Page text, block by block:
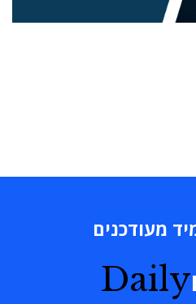
מעודכנים
Daily